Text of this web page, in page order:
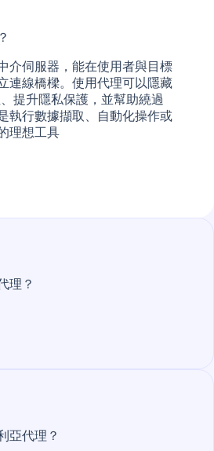
介伺服器，能在使用者與目標
連線橋樑。使用代理可以隱藏
提升隱私保護，並幫助繞過
執行數據擷取、自動化操作或
理想工具
理？​
亞代理？​